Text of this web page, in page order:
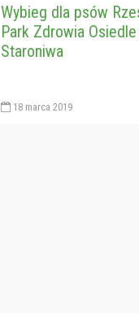
Wybieg dla psów
Park Zdrowia
Staroniwa
18 marca 2019